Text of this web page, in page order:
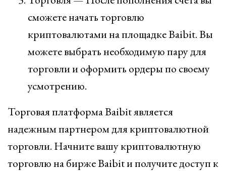
сможете начать торговлю
криптовалютами на площадке Baibit. Вы
можете выбрать необходимую пару для
торговли и оформить ордеры по своему
усмотрению.
Торговая платформа Baibit является
надежным партнером для криптовалютной
торговли. Начните вашу криптовалютную
торговлю на бирже Baibit и получите доступ к